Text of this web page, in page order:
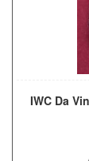
IWC Da